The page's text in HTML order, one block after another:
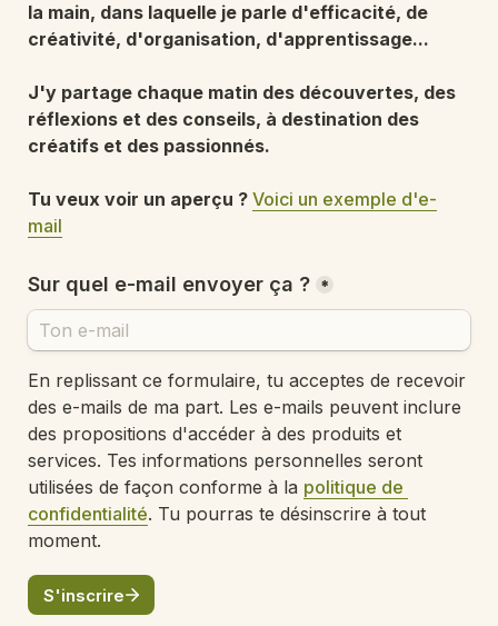
la main, dans laquelle je parle d'efficacité, de
créativité, d'organisation, d'apprentissage...
J'y partage chaque matin des découvertes, des
réflexions et des conseils, à destination des
créatifs et des passionnés.
Tu veux voir un aperçu ? Voici un exemple d'e-
mail
Sur quel e-mail envoyer ça ? *
En replissant ce formulaire, tu acceptes de recevoir
des e-mails de ma part. Les e-mails peuvent inclure
des propositions d'accéder à des produits et
services. Tes informations personnelles seront
utilisées de façon conforme à la politique de
confidentialité. Tu pourras te désinscrire à tout
moment.
S'inscrire